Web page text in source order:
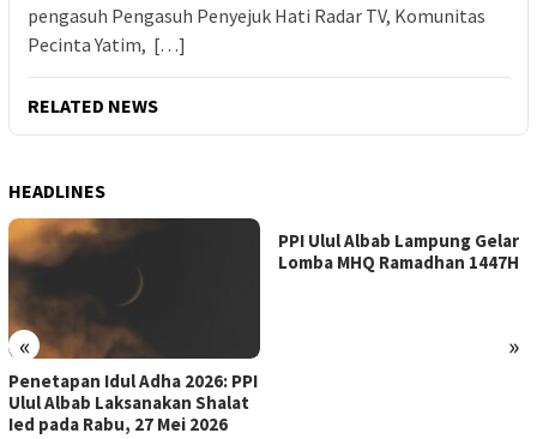
pengasuh Pengasuh Penyejuk Hati Radar TV, Komunitas
Pecinta Yatim, […]
RELATED NEWS
HEADLINES
« »
Penetapan Idul Adha 2026: PPI
Ulul Albab Laksanakan Shalat
Ied pada Rabu, 27 Mei 2026
PPI Ulul Albab Lampung Gelar
Lomba MHQ Ramadhan 1447H